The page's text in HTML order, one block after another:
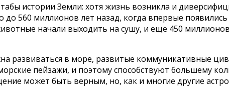
истории Земли: хотя жизнь возникла и
560 миллионов лет назад, когда впервые
начали выходить на сушу, и еще 450
развиваться в море, развитые коммуникативные
пейзажи, и поэтому способствуют большему
может быть верным, но, как и многие другие